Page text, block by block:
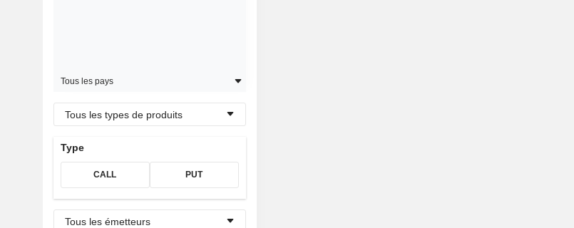
Tous les pays
Tous les types de produits
Type
CALL PUT
Tous les émetteurs